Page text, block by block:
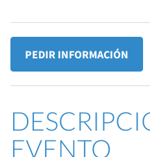
PEDIR INFORMACIÓN
EVENTO